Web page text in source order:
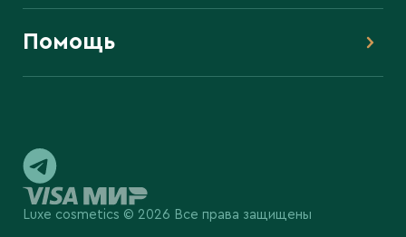
Помощь
Luxe cosmetics © 2026 Все права защищены